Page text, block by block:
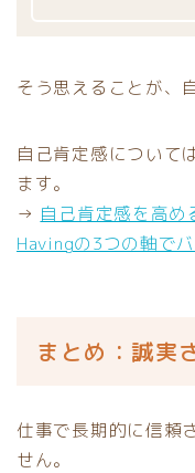
そう思えることが、
自己肯定感について
ます。
→ 自己肯定感を高め
Havingの3つの軸で
まとめ：誠実
仕事で長期的に信頼
せん。